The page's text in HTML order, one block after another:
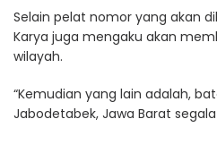
Selain pelat nomor yang akan
Karya juga mengaku akan
wilayah.
“Kemudian yang lain adalah,
Jabodetabek, Jawa Barat